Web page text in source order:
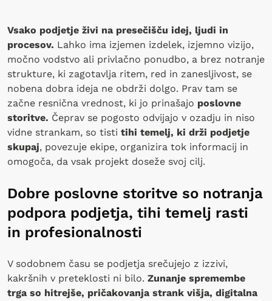
Vsako podjetje živi na presečišču idej, ljudi in
procesov. Lahko ima izjemen izdelek, izjemno vizijo,
močno vodstvo ali privlačno ponudbo, a brez notranje
strukture, ki zagotavlja ritem, red in zanesljivost, se
nobena dobra ideja ne obdrži dolgo. Prav tam se
začne resnična vrednost, ki jo prinašajo poslovne
storitve. Čeprav se pogosto odvijajo v ozadju in niso
vidne strankam, so tisti tihi temelj, ki drži podjetje
skupaj, povezuje ekipe, organizira tok informacij in
omogoča, da vsak projekt doseže svoj cilj.
Dobre poslovne storitve so notranja
podpora podjetja, tihi temelj rasti
in profesionalnosti
V sodobnem času se podjetja srečujejo z izzivi,
kakršnih v preteklosti ni bilo. Zunanje spremembe
trga so hitrejše, pričakovanja strank višja, digitalna